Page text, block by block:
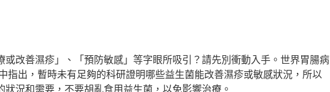
改善濕疹」、「預防敏感」等字眼所吸引？請先別衝動入手。世界胃腸病
指出，暫時未有足夠的科研證明哪些益生菌能改善濕疹或敏感狀況，所以
況和需要，不要胡亂食用益生菌，以免影響治療。